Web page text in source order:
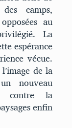
camps,
au
La
espérance
vécue.
de la
nouveau
contre la
enfin